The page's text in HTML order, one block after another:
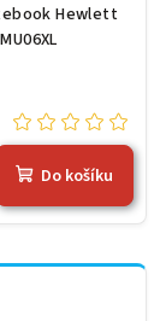
Hewlett
Do košíku